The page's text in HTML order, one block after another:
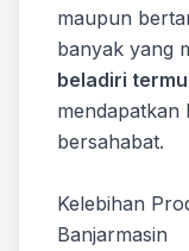
maupun
banyak yang
beladiri
mendapatkan
bersahabat.
Kelebihan
Banjarmasin